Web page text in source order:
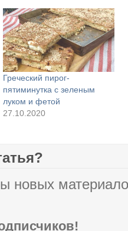
Греческий пирог-
пятиминутка с зеленым
луком и фетой
27.10.2020
новых